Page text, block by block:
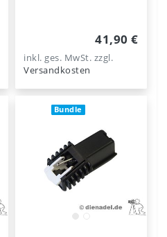
41,90 €
inkl. ges. MwSt. zzgl.
Versandkosten
Bundle